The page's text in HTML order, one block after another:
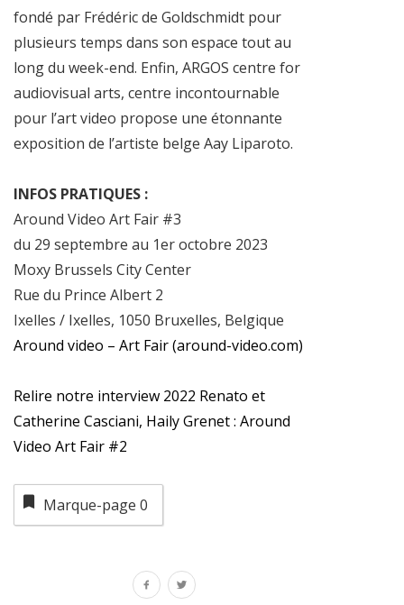
fondé par Frédéric de Goldschmidt pour
plusieurs temps dans son espace tout au
long du week-end. Enfin, ARGOS centre for
audiovisual arts, centre incontournable
pour l’art video propose une étonnante
exposition de l’artiste belge Aay Liparoto.
INFOS PRATIQUES :
Around Video Art Fair #3
du 29 septembre au 1er octobre 2023
Moxy Brussels City Center
Rue du Prince Albert 2
Ixelles / Ixelles, 1050 Bruxelles, Belgique
Around video – Art Fair (around-video.com)
Relire notre interview 2022 Renato et
Catherine Casciani, Haily Grenet : Around
Video Art Fair #2
Marque-page 0